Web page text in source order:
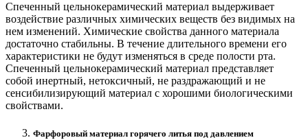
Спеченный цельнокерамический материал выдерживает
воздействие различных химических веществ без видимых на
нем изменений. Химические свойства данного материала
достаточно стабильны. В течение длительного времени его
характеристики не будут изменяться в среде полости рта.
Спеченный цельнокерамический материал представляет
собой инертный, нетоксичный, не раздражающий и не
сенсибилизирующий материал с хорошими биологическими
свойствами.
Фарфоровый материал горячего литья под давлением